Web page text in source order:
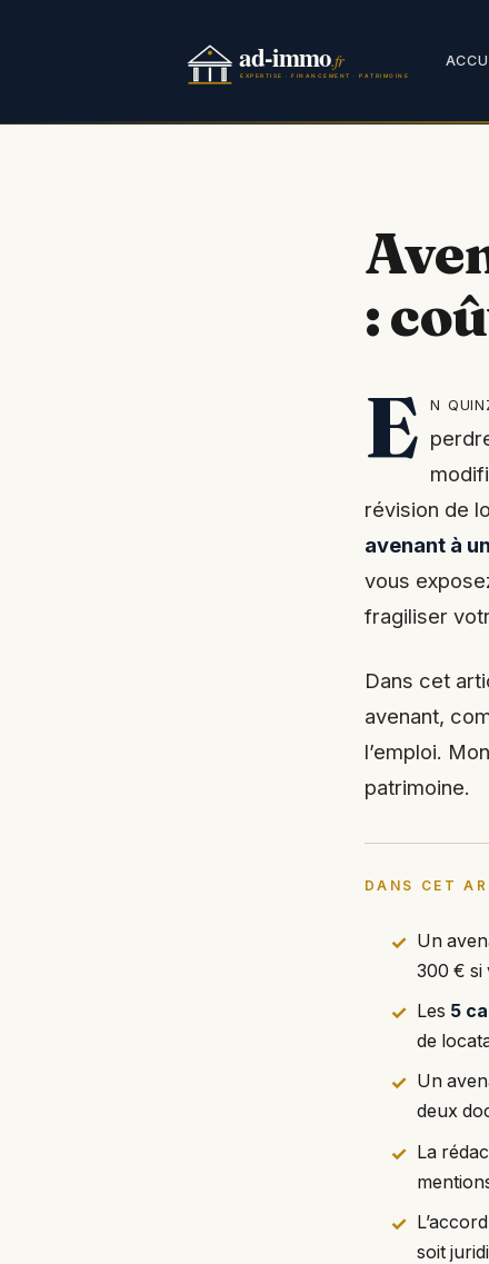
:
E n
révision de
avenant à
vous
fragiliser
Dans cet
avenant,
l’emploi.
patrimoine.
DANS CET
Un
300 € si
Les 5
de
Un
deux
La
soit